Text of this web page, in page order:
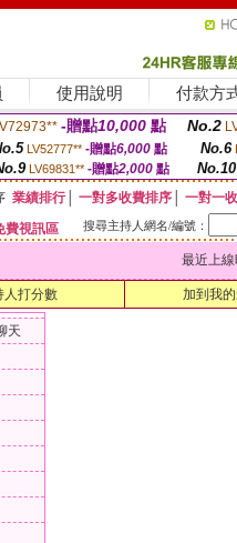
使用說明 付款方
-贈點10,000 點 No.2
LV52777** -贈點6,000點 No.6
LV69831** -贈點2,000點 No.10
業績排行│ 一對多收費排序
一對一
費視訊區 搜尋主持人網名/編號：
最近上線
人打分數 加到我
天